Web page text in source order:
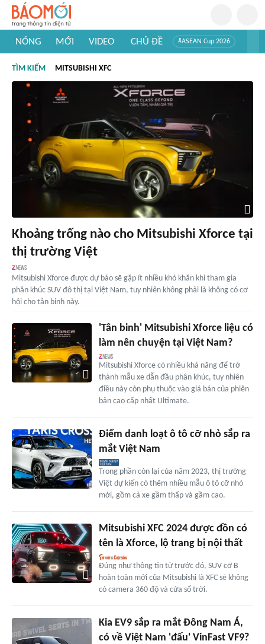
NÓNG MỚI VIDEO CHỦ ĐỀ #ASEAN Cup 2026
#Khám phá thế giới
TÌM KIẾM MITSUBISHI XFC
Khoảng trống nào cho Mitsubishi Xforce tại
thị trường Việt
Mitsubishi Xforce được dự báo sẽ gặp ít nhiều khó khăn khi tham gia
phân khúc SUV đô thị tại Việt Nam, tuy nhiên không phải là không có cơ
hội cho tân binh này.
'Tân binh' Mitsubishi Xforce liệu có
làm nên chuyện tại Việt Nam?
Mitsubishi Xforce có nhiều khả năng để trở
thành mẫu xe dẫn đầu phân khúc, tuy nhiên
điều này còn phụ thuộc vào giá bán của phiên
bản cao cấp nhất Ultimate.
Điểm danh loạt ô tô cỡ nhỏ sắp ra
mắt Việt Nam
Trong phần còn lại của năm 2023, thị trường
Việt dự kiến có thêm nhiều mẫu ô tô cỡ nhỏ
mới, gồm cả xe gầm thấp và gầm cao.
Mitsubishi XFC 2024 được đồn có
tên là Xforce, lộ trang bị nội thất
Đúng như thông tin từ trước đó, SUV cỡ B
hoàn toàn mới của Mitsubishi là XFC sẽ không
có camera 360 độ và cửa sổ trời.
Kia EV9 sắp ra mắt Đông Nam Á,
có về Việt Nam 'đấu' VinFast VF9?